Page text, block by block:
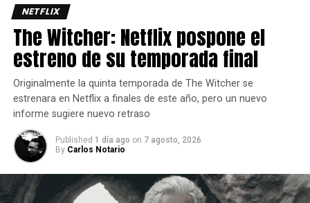
largas y con mayor daño, así que administrar
provecho del personaje ya que requiere de dos barras de
energía.
NETFLIX
The Witcher: Netflix pospone el
estreno de su temporada final
Originalmente la quinta temporada de The Witcher se
estrenara en Netflix a finales de este año, pero un nuevo
informe sugiere nuevo retraso
Published 1 día ago on 7 agosto, 2026
By Carlos Notario